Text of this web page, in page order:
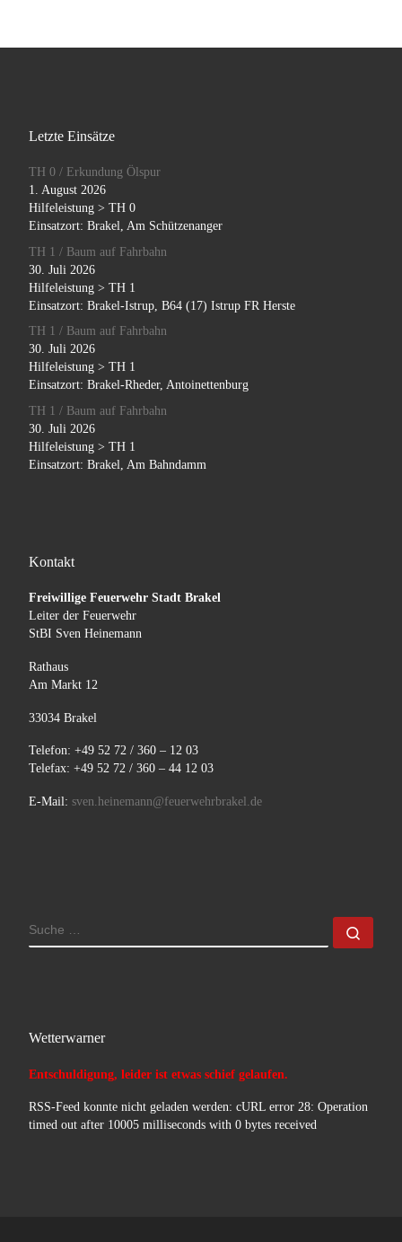
Letzte Einsätze
TH 0 / Erkundung Ölspur
1. August 2026
Hilfeleistung > TH 0
Einsatzort: Brakel, Am Schützenanger
TH 1 / Baum auf Fahrbahn
30. Juli 2026
Hilfeleistung > TH 1
Einsatzort: Brakel-Istrup, B64 (17) Istrup FR Herste
TH 1 / Baum auf Fahrbahn
30. Juli 2026
Hilfeleistung > TH 1
Einsatzort: Brakel-Rheder, Antoinettenburg
TH 1 / Baum auf Fahrbahn
30. Juli 2026
Hilfeleistung > TH 1
Einsatzort: Brakel, Am Bahndamm
Kontakt
Freiwillige Feuerwehr Stadt Brakel
Leiter der Feuerwehr
StBI Sven Heinemann
Rathaus
Am Markt 12
33034 Brakel
Telefon: +49 52 72 / 360 – 12 03
Telefax: +49 52 72 / 360 – 44 12 03
E-Mail: sven.heinemann@feuerwehrbrakel.de
SUCHE
Wetterwarner
Entschuldigung, leider ist etwas schief gelaufen.
RSS-Feed konnte nicht geladen werden: cURL error 28: Operation
timed out after 10005 milliseconds with 0 bytes received